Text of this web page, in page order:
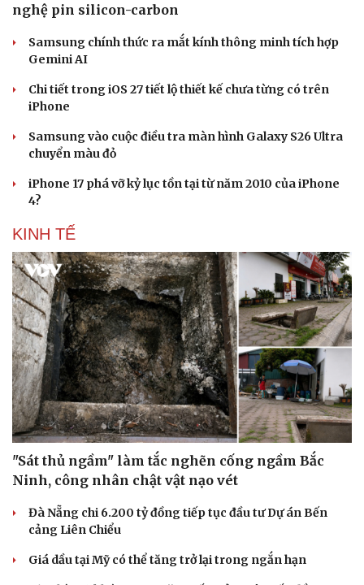
Sức khỏe
Dinh dưỡng - món ngon
Sản phụ khoa
Nhi khoa
Làm đẹp - giảm cân
Phòng mạch online
Ăn sạch sống khỏe
Đời sống
Tình yêu - Gia đình
nghệ pin silicon-carbon
Samsung chính thức ra mắt kính thông minh tích hợp
Gemini AI
Chi tiết trong iOS 27 tiết lộ thiết kế chưa từng có trên
iPhone
Samsung vào cuộc điều tra màn hình Galaxy S26 Ultra
chuyển màu đỏ
iPhone 17 phá vỡ kỷ lục tồn tại từ năm 2010 của iPhone
4?
KINH TẾ
"Sát thủ ngầm" làm tắc nghẽn cống ngầm Bắc
Ninh, công nhân chật vật nạo vét
Đà Nẵng chi 6.200 tỷ đồng tiếp tục đầu tư Dự án Bến
cảng Liên Chiểu
Giá dầu tại Mỹ có thể tăng trở lại trong ngắn hạn